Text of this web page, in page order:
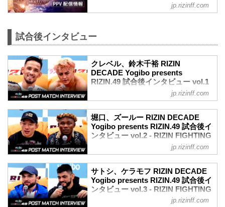
2R 2分59秒 TKO（レフェリーストップ）
フライ級タイトルマッチ
（WIN）堀口恭司 vs. エンカジムーロ・
ズールー（LOSE）
3R 判定（3-0）
≫ 試合結果詳細
第12試合／ホベルト・サトシ...
12月31日（火）開催の『RIZIN
DECADE』第1部で実施を予定しておりま
したライアン・ガルシア vs. 安保瑠輝也
は、ライアン・ガルシアが練習中に手を
負傷しドクターストップとなったため、
試合を延期することとなりました。
これに伴いABEMA、U-NEXTにて第1部
チケットを購入された方へメールにて返
金についてのご案内をお送りいたしま
す。
※通しチケットの返金の対応はございま
せん。
大晦日に開催されるRIZIN DECADEの
jp.rizinff.com
試合後インタビュー
クレベル、鈴木千裕 RIZIN
DECADE Yogibo presents
RIZIN.49 試合後インタビュー vol.1
- RIZIN FIGHTING FEDERATION
オフィシャルサイト
12月31日（火）さいたまスーパーアリー
ナにて開催されたRIZIN DECADE Yogibo
presents RIZIN.49の出場選手たちの試合
後インタビューを公開！
youtu.be
クレベル・コイケ「去年の目標はこのベ
ルトを奪還することでしたが、今年の目
jp.rizinff.com
堀口、ズールー RIZIN DECADE
Yogibo presents RIZIN.49 試合後イ
ンタビュー vol.2 - RIZIN FIGHTING
FEDERATION オフィシャルサイト
ナにて開催されたRIZIN DECADE Yogibo
presents RIZIN.49の出場選手たちの試合
後インタビューを公開！
jp.rizinff.com
サトシ、ケラモフ RIZIN DECADE
Yogibo presents RIZIN.49 試合後イ
ンタビュー vol.3 - RIZIN FIGHTING
FEDERATION オフィシャルサイト
jp.rizinff.com